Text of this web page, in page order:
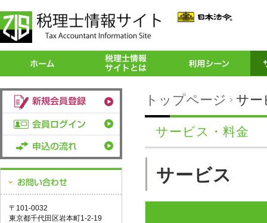
〒101-0032
東京都千代田区岩本町1-2-19
トップページ サー
サービス・料金
サービス